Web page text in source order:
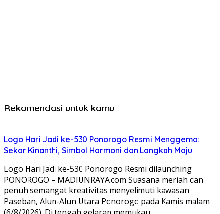
Rekomendasi untuk kamu
Logo Hari Jadi ke-530 Ponorogo Resmi Menggema:
Sekar Kinanthi, Simbol Harmoni dan Langkah Maju
Logo Hari Jadi ke-530 Ponorogo Resmi dilaunching
PONOROGO – MADIUNRAYA.com Suasana meriah dan
penuh semangat kreativitas menyelimuti kawasan
Paseban, Alun-Alun Utara Ponorogo pada Kamis malam